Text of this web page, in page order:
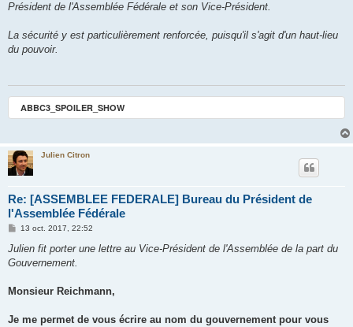
Président de l'Assemblée Fédérale et son Vice-Président.
La sécurité y est particulièrement renforcée, puisqu'il s'agit d'un haut-lieu
du pouvoir.
ABBC3_SPOILER_SHOW
Julien Citron
Re: [ASSEMBLEE FEDERALE] Bureau du Président de
l'Assemblée Fédérale
M
s
a
13 oct. 2017, 22:52
Julien fit porter une lettre au Vice-Président de l'Assemblée de la part du
Gouvernement.
Monsieur Reichmann,
Je me permet de vous écrire au nom du gouvernement pour vous